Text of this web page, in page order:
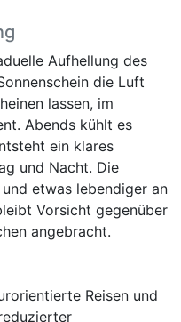
Aufhellung des
die Luft
lassen, im
Abends kühlt es
ein klares
und Nacht. Die
etwas lebendiger an
Vorsicht gegenüber
angebracht.
Reisen und